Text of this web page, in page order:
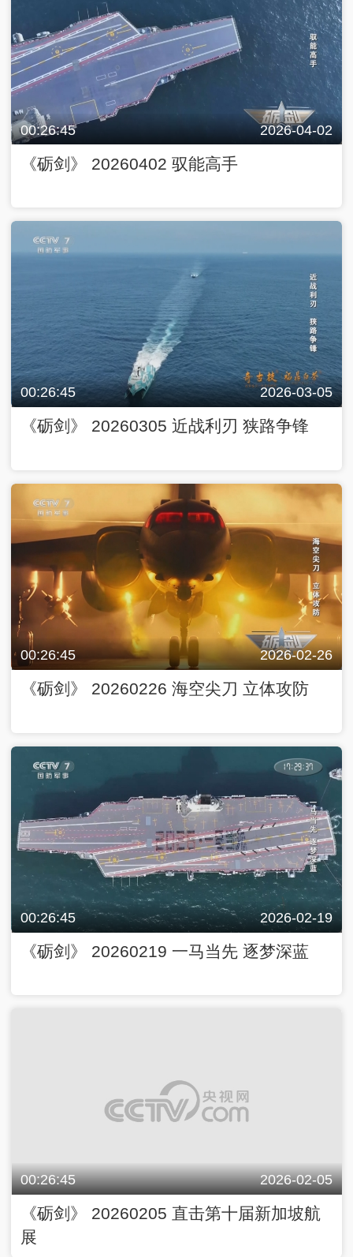
00:26:45 2026-04-02
《砺剑》 20260402 驭能高手
00:26:45 2026-03-05
《砺剑》 20260305 近战利刃 狭路争锋
00:26:45 2026-02-26
《砺剑》 20260226 海空尖刀 立体攻防
00:26:45 2026-02-19
《砺剑》 20260219 一马当先 逐梦深蓝
00:26:45 2026-02-05
《砺剑》 20260205 直击第十届新加坡航
展